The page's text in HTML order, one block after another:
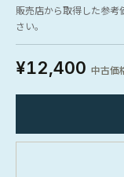
販売店から取得した参考
さい。
¥12,400 中古価